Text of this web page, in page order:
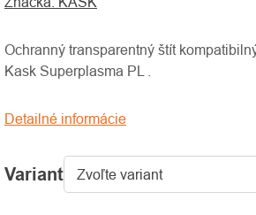
hodnotenie
je
0,0
5
Variant
Ochranný transparentný štít
Kask Superplasma PL .
Detailné informácie